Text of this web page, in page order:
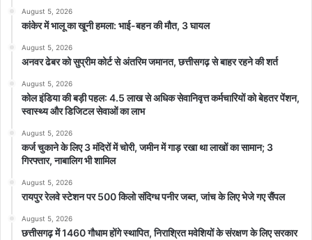
August 5, 2026
कांकेर में भालू का खूनी हमला: भाई-बहन की मौत, 3 घायल
August 5, 2026
अनवर ढेबर को सुप्रीम कोर्ट से अंतरिम जमानत, छत्तीसगढ़ से बाहर रहने की शर्त
August 5, 2026
कोल इंडिया की बड़ी पहल: 4.5 लाख से अधिक सेवानिवृत्त कर्मचारियों को बेहतर पेंशन,
स्वास्थ्य और डिजिटल सेवाओं का लाभ
August 5, 2026
कर्ज चुकाने के लिए 3 मंदिरों में चोरी, जमीन में गाड़ रखा था लाखों का सामान; 3
गिरफ्तार, नाबालिग भी शामिल
August 5, 2026
रायपुर रेलवे स्टेशन पर 500 किलो संदिग्ध पनीर जब्त, जांच के लिए भेजे गए सैंपल
August 5, 2026
छत्तीसगढ़ में 1460 गौधाम होंगे स्थापित, निराश्रित मवेशियों के संरक्षण के लिए सरकार